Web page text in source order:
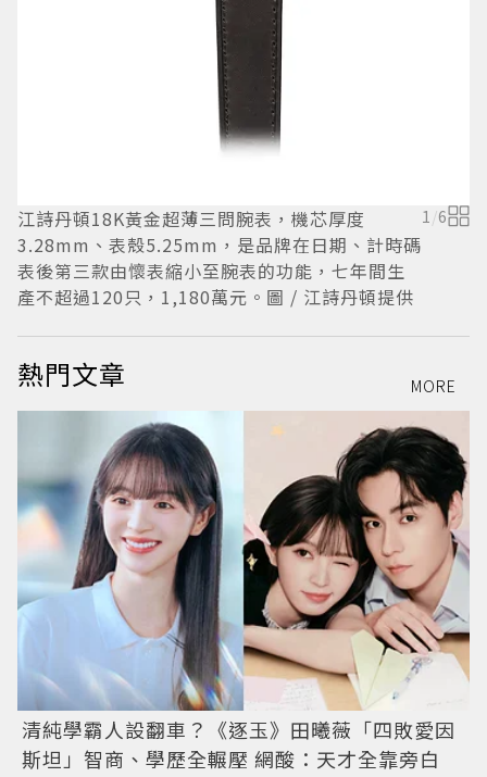
江詩丹頓18K黃金超薄三問腕表，機芯厚度
3.28mm、表殼5.25mm，是品牌在日期、計時碼
表後第三款由懷表縮小至腕表的功能，七年間生
產不超過120只，1,180萬元。圖 / 江詩丹頓提供
1 /6
熱門文章 MORE
清純學霸人設翻車？《逐玉》田曦薇「四敗愛因
斯坦」智商、學歷全輾壓 網酸：天才全靠旁白